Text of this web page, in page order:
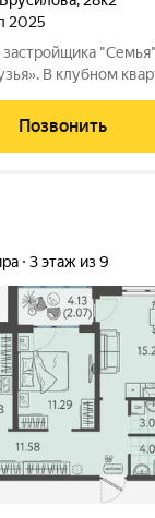
2025
застройщика
В клубном
для детей и
до 1,5
Позвонить
3 этаж из 9